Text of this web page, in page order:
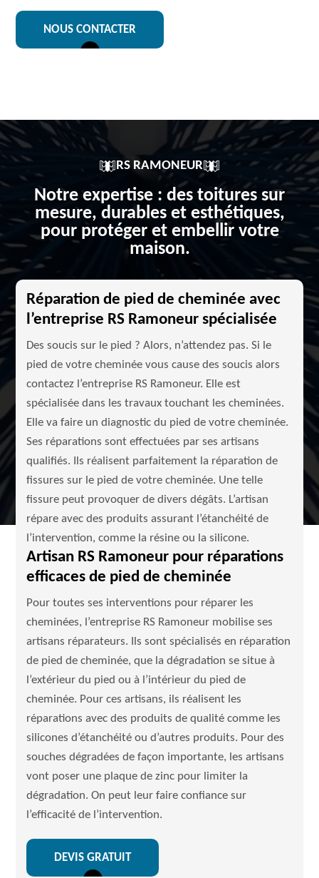
NOUS CONTACTER
RS RAMONEUR
Notre expertise : des toitures sur
mesure, durables et esthétiques,
pour protéger et embellir votre
maison.
Réparation de pied de cheminée avec
l’entreprise RS Ramoneur spécialisée
Des soucis sur le pied ? Alors, n’attendez pas. Si le
pied de votre cheminée vous cause des soucis alors
contactez l’entreprise RS Ramoneur. Elle est
spécialisée dans les travaux touchant les cheminées.
Elle va faire un diagnostic du pied de votre cheminée.
Ses réparations sont effectuées par ses artisans
qualifiés. Ils réalisent parfaitement la réparation de
fissures sur le pied de votre cheminée. Une telle
fissure peut provoquer de divers dégâts. L’artisan
répare avec des produits assurant l’étanchéité de
l’intervention, comme la résine ou la silicone.
Artisan RS Ramoneur pour réparations
efficaces de pied de cheminée
Pour toutes ses interventions pour réparer les
cheminées, l’entreprise RS Ramoneur mobilise ses
artisans réparateurs. Ils sont spécialisés en réparation
de pied de cheminée, que la dégradation se situe à
l’extérieur du pied ou à l’intérieur du pied de
cheminée. Pour ces artisans, ils réalisent les
réparations avec des produits de qualité comme les
silicones d’étanchéité ou d’autres produits. Pour des
souches dégradées de façon importante, les artisans
vont poser une plaque de zinc pour limiter la
dégradation. On peut leur faire confiance sur
l’efficacité de l’intervention.
DEVIS GRATUIT